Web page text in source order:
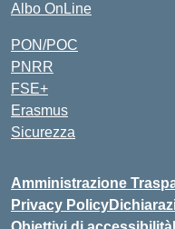
Albo OnLine
PON/POC
PNRR
FSE+
Erasmus
Sicurezza
Amministrazione
Privacy Policy